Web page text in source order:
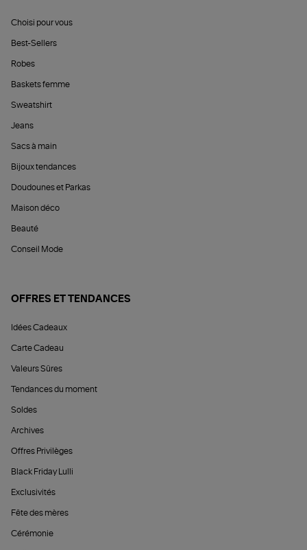
Choisi pour vous
Best-Sellers
Robes
Baskets femme
Sweatshirt
Jeans
Sacs à main
Bijoux tendances
Doudounes et Parkas
Maison déco
Beauté
Conseil Mode
OFFRES ET TENDANCES
Idées Cadeaux
Carte Cadeau
Valeurs Sûres
Tendances du moment
Soldes
Archives
Offres Privilèges
Black Friday Lulli
Exclusivités
Fête des mères
Cérémonie